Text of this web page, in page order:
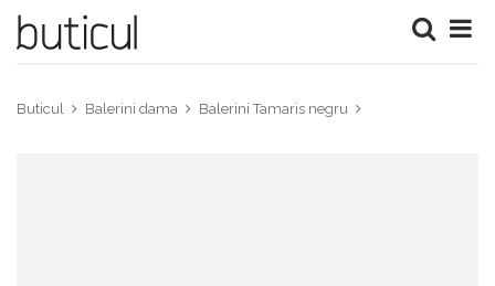
Buticul Balerini dama Balerini Tamaris negru